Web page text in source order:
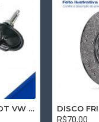
AMORTECEDOR DT VW SAVEIRO GV G5 GVI G6 08/CS/ TOOPER/ CROSS/ROBUST REM.
R$70,00